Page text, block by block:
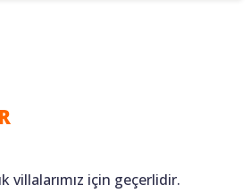
villalarımız için geçerlidir.